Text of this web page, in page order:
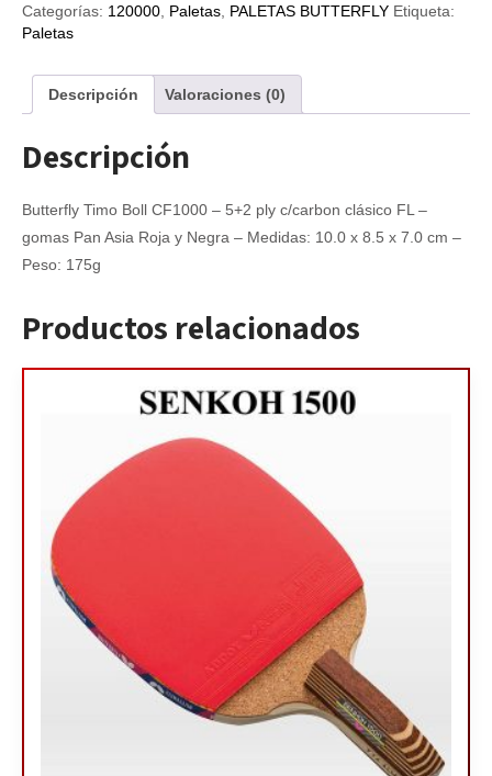
CF1000
cantidad
Categorías: 120000 Paletas PALETAS BUTTERFLY Etiqueta:
Paletas
Descripción Valoraciones (0)
Descripción
Butterfly Timo Boll CF1000 – 5+2 ply c/carbon clásico FL –
gomas Pan Asia Roja y Negra – Medidas: 10.0 x 8.5 x 7.0 cm –
Peso: 175g
Productos relacionados